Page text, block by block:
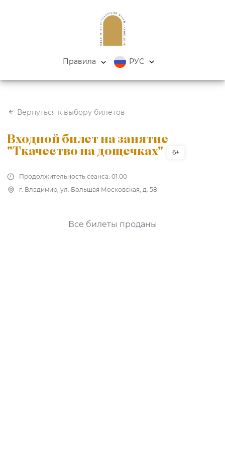
Правила РУС
Вернуться к выбору билетов
Входной билет на занятие
"Ткачество на дощечках"
6+
Продолжительность сеанса: 01:00
г. Владимир, ул. Большая Московская, д. 58
Все билеты проданы